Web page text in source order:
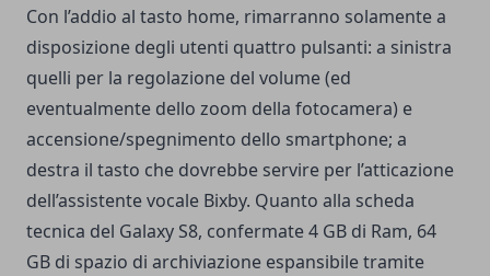
Con l’addio al tasto home, rimarranno solamente a
disposizione degli utenti quattro pulsanti: a sinistra
quelli per la regolazione del volume (ed
eventualmente dello zoom della fotocamera) e
accensione/spegnimento dello smartphone; a
destra il tasto che dovrebbe servire per l’atticazione
dell’assistente vocale Bixby. Quanto alla scheda
tecnica del Galaxy S8, confermate 4 GB di Ram, 64
GB di spazio di archiviazione espansibile tramite